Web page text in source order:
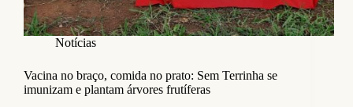
Notícias
Vacina no braço, comida no prato: Sem Terrinha se
imunizam e plantam árvores frutíferas